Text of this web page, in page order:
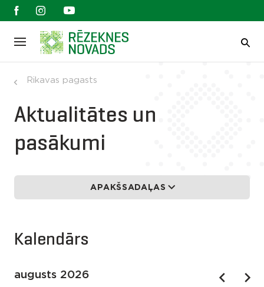
Rikavas pagasts
Aktualitātes un
pasākumi
APAKŠSADAĻAS
Kalendārs
augusts 2026